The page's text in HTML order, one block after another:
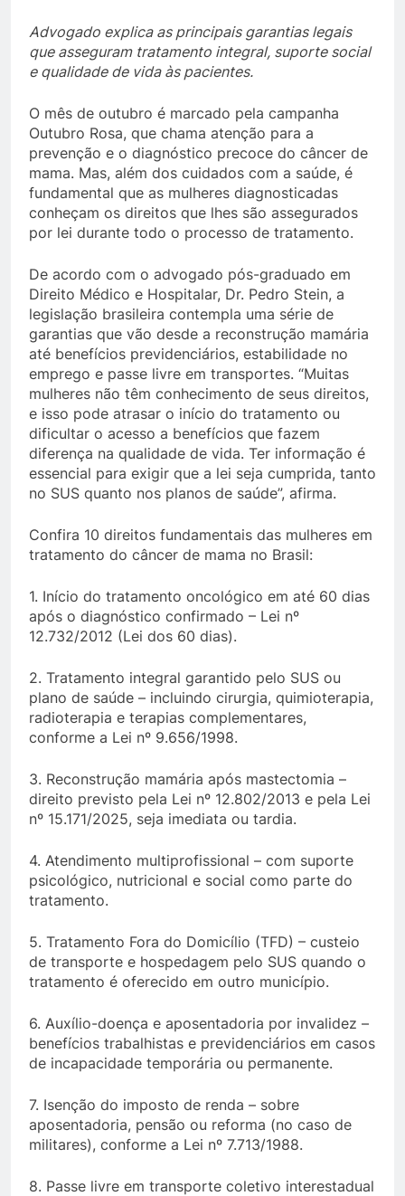
Advogado explica as principais garantias legais
que asseguram tratamento integral, suporte social
e qualidade de vida às pacientes.
O mês de outubro é marcado pela campanha
Outubro Rosa, que chama atenção para a
prevenção e o diagnóstico precoce do câncer de
mama. Mas, além dos cuidados com a saúde, é
fundamental que as mulheres diagnosticadas
conheçam os direitos que lhes são assegurados
por lei durante todo o processo de tratamento.
De acordo com o advogado pós-graduado em
Direito Médico e Hospitalar, Dr. Pedro Stein, a
legislação brasileira contempla uma série de
garantias que vão desde a reconstrução mamária
até benefícios previdenciários, estabilidade no
emprego e passe livre em transportes. “Muitas
mulheres não têm conhecimento de seus direitos,
e isso pode atrasar o início do tratamento ou
dificultar o acesso a benefícios que fazem
diferença na qualidade de vida. Ter informação é
essencial para exigir que a lei seja cumprida, tanto
no SUS quanto nos planos de saúde”, afirma.
Confira 10 direitos fundamentais das mulheres em
tratamento do câncer de mama no Brasil:
1. Início do tratamento oncológico em até 60 dias
após o diagnóstico confirmado – Lei nº
12.732/2012 (Lei dos 60 dias).
2. Tratamento integral garantido pelo SUS ou
plano de saúde – incluindo cirurgia, quimioterapia,
radioterapia e terapias complementares,
conforme a Lei nº 9.656/1998.
3. Reconstrução mamária após mastectomia –
direito previsto pela Lei nº 12.802/2013 e pela Lei
nº 15.171/2025, seja imediata ou tardia.
4. Atendimento multiprofissional – com suporte
psicológico, nutricional e social como parte do
tratamento.
5. Tratamento Fora do Domicílio (TFD) – custeio
de transporte e hospedagem pelo SUS quando o
tratamento é oferecido em outro município.
6. Auxílio-doença e aposentadoria por invalidez –
benefícios trabalhistas e previdenciários em casos
de incapacidade temporária ou permanente.
7. Isenção do imposto de renda – sobre
aposentadoria, pensão ou reforma (no caso de
militares), conforme a Lei nº 7.713/1988.
8. Passe livre em transporte coletivo interestadual